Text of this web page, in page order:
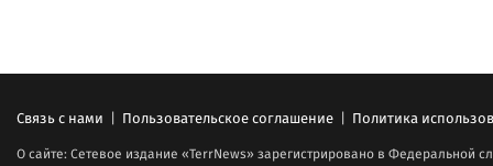
Связь с нами | Пользовательское соглашение | Политика
О сайте: Сетевое издание «TerrNews» зарегистрировано в Федеральной